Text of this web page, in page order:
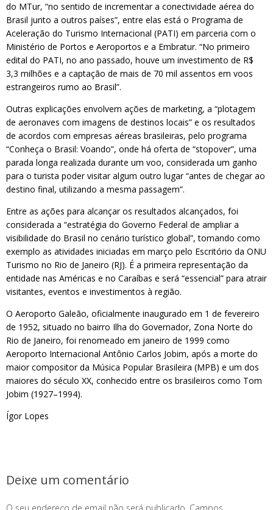
do MTur, “no sentido de incrementar a conectividade aérea do
Brasil junto a outros países”, entre elas está o Programa de
Aceleração do Turismo Internacional (PATI) em parceria com o
Ministério de Portos e Aeroportos e a Embratur. “No primeiro
edital do PATI, no ano passado, houve um investimento de R$
3,3 milhões e a captação de mais de 70 mil assentos em voos
estrangeiros rumo ao Brasil”.
Outras explicações envolvem ações de marketing, a “plotagem
de aeronaves com imagens de destinos locais” e os resultados
de acordos com empresas aéreas brasileiras, pelo programa
“Conheça o Brasil: Voando”, onde há oferta de “stopover”, uma
parada longa realizada durante um voo, considerada um ganho
para o turista poder visitar algum outro lugar “antes de chegar ao
destino final, utilizando a mesma passagem”.
Entre as ações para alcançar os resultados alcançados, foi
considerada a “estratégia do Governo Federal de ampliar a
visibilidade do Brasil no cenário turístico global”, tomando como
exemplo as atividades iniciadas em março pelo Escritório da ONU
Turismo no Rio de Janeiro (RJ). É a primeira representação da
entidade nas Américas e no Caraíbas e será “essencial” para atrair
visitantes, eventos e investimentos à região.
O Aeroporto Galeão, oficialmente inaugurado em 1 de fevereiro
de 1952, situado no bairro Ilha do Governador, Zona Norte do
Rio de Janeiro, foi renomeado em janeiro de 1999 como
Aeroporto Internacional Antônio Carlos Jobim, após a morte do
maior compositor da Música Popular Brasileira (MPB) e um dos
maiores do século XX, conhecido entre os brasileiros como Tom
Jobim (1927–1994).
Ígor Lopes
Deixe um comentário